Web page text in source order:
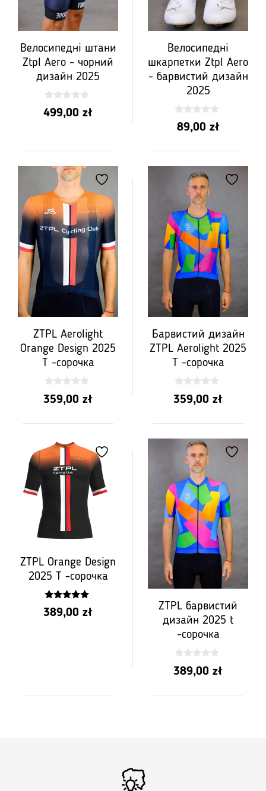
Велосипедні штани
Ztpl Aero - чорний
дизайн 2025
0
з
499,00 zł
Велосипедні
шкарпетки Ztpl Aero
- барвистий дизайн
2025
0
з89,00 zł
ZTPL Aerolight
Orange Design 2025
T -сорочка
0
з
359,00 zł
Барвистий дизайн
ZTPL Aerolight 2025
T -сорочка
0
з
359,00 zł
ZTPL Orange Design
2025 T -сорочка
5.00
з 5
389,00 zł
ZTPL барвистий
дизайн 2025 t
-сорочка
0
з
389,00 zł